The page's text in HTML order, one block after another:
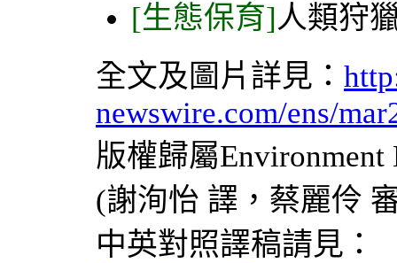
[生態保育]人類狩
全文及圖片詳見：
newswire.com/ens/
版權歸屬Environment
(謝洵怡 譯，蔡麗伶
中英對照譯稿請見：